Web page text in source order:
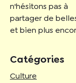
n'hésitons pas à
partager de
et bien plus
Catégories
Culture